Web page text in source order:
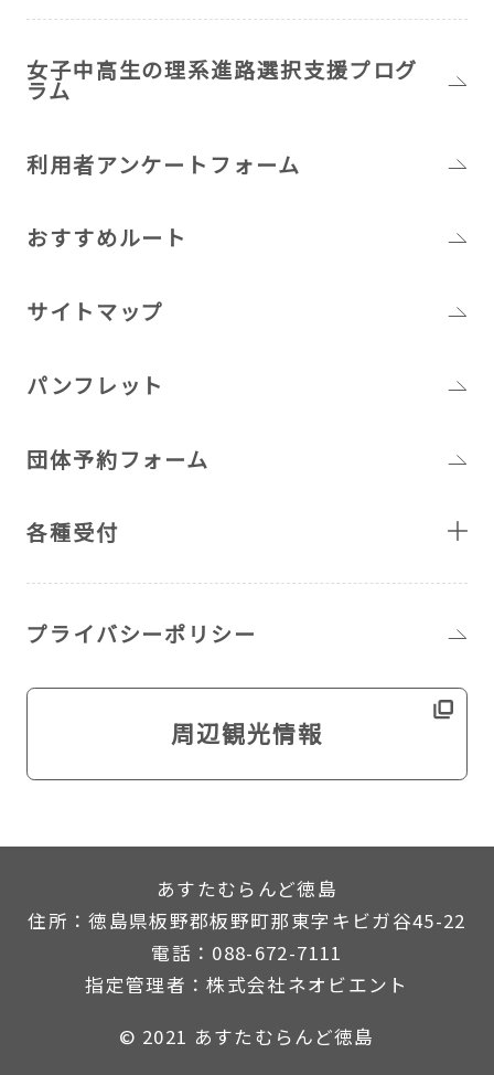
女子中高生の理系進路選択支援プログ
ラム
利用者アンケートフォーム
おすすめルート
サイトマップ
パンフレット
団体予約フォーム
各種受付
プライバシーポリシー
周辺観光情報
あすたむらんど徳島
住所：徳島県板野郡板野町那東字キビガ谷45-22
電話：088-672-7111
指定管理者：株式会社ネオビエント
© 2021 あすたむらんど徳島